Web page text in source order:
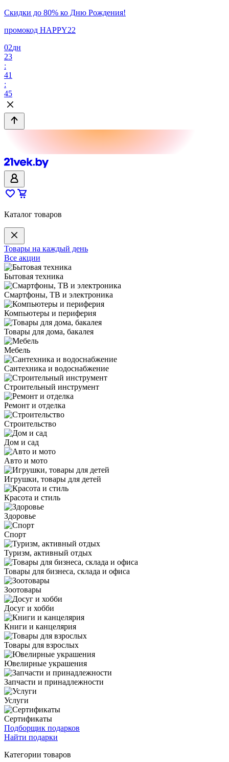
Скидки до 80% ко Дню Рождения!
промокод HAPPY22
02дн
23
:
41
:
45
Каталог товаров
Товары на каждый день
Все акции
Бытовая техника
Смартфоны, ТВ и электроника
Компьютеры и периферия
Товары для дома, бакалея
Мебель
Сантехника и водоснабжение
Строительный инструмент
Ремонт и отделка
Строительство
Дом и сад
Авто и мото
Игрушки, товары для детей
Красота и стиль
Здоровье
Спорт
Туризм, активный отдых
Товары для бизнеса, склада и офиса
Зоотовары
Досуг и хобби
Книги и канцелярия
Товары для взрослых
Ювелирные украшения
Запчасти и принадлежности
Услуги
Сертификаты
Подборщик подарков
Найти подарки
Категории товаров